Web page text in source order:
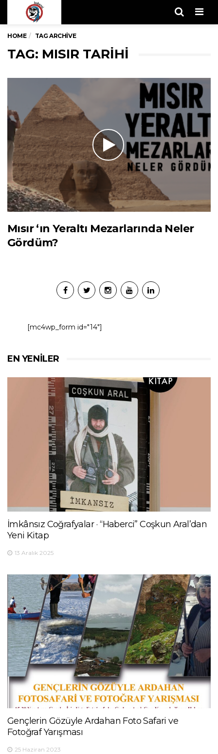
HOME TAG ARCHIVE
TAG: MISIR TARIHI
Mısır ‘ın Yeraltı Mezarlarında Neler
Gördüm?
[mc4wp_form id="14"]
EN YENILER
İmkânsız Coğrafyalar · “Haberci” Coşkun Aral’dan
Yeni Kitap
13 Aralık 2025
Gençlerin Gözüyle Ardahan Foto Safari ve
Fotoğraf Yarışması
25 Haziran 2023